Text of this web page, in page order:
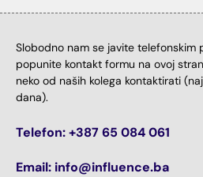
Slobodno nam se javite telefonskim
popunite kontakt formu na ovoj
neko od naših kolega kontaktirati
dana).
Telefon: +387 65 084 061
Email: info@influence.ba